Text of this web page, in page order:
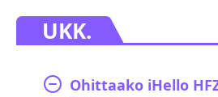
UKK.
Ohittaako iHello